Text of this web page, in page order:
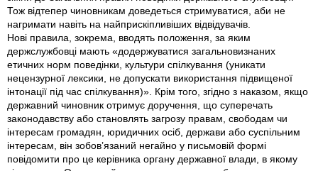
Тож відтепер чиновникам доведеться стримуватися, аби не
нагримати навіть на найприскіпливіших відвідувачів.
Нові правила, зокрема, вводять положення, за яким
держслужбовці мають «додержуватися загальновизнаних
етичних норм поведінки, культури спілкування (уникати
нецензурної лексики, не допускати використання підвищеної
інтонації під час спілкування)». Крім того, згідно з наказом, якщо
державний чиновник отримує доручення, що суперечать
законодавству або становлять загрозу правам, свободам чи
інтересам громадян, юридичних осіб, держави або суспільним
інтересам, він зобов’язаний негайно у письмовій формі
повідомити про це керівника органу державної влади, в якому